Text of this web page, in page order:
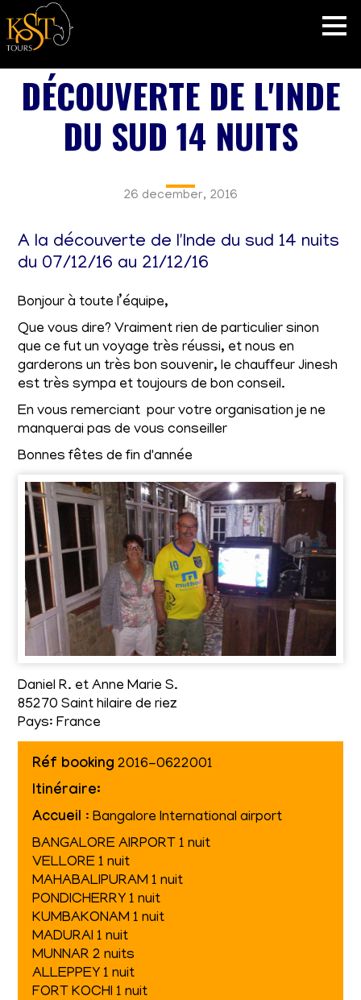
DÉCOUVERTE DE L'INDE
DU SUD 14 NUITS
26 december, 2016
A la découverte de l'Inde du sud 14 nuits
du 07/12/16 au 21/12/16
Bonjour à toute l’équipe,
Que vous dire? Vraiment rien de particulier sinon
que ce fut un voyage très réussi, et nous en
garderons un très bon souvenir, le chauffeur Jinesh
est très sympa et toujours de bon conseil.
En vous remerciant pour votre organisation je ne
manquerai pas de vous conseiller
Bonnes fêtes de fin d'année
Daniel R. et Anne Marie S.
85270 Saint hilaire de riez
Pays: France
Réf booking 2016-0622001
Itinéraire:
Accueil : Bangalore International airport
BANGALORE AIRPORT 1 nuit
VELLORE 1 nuit
MAHABALIPURAM 1 nuit
PONDICHERRY 1 nuit
KUMBAKONAM 1 nuit
MADURAI 1 nuit
MUNNAR 2 nuits
ALLEPPEY 1 nuit
FORT KOCHI 1 nuit